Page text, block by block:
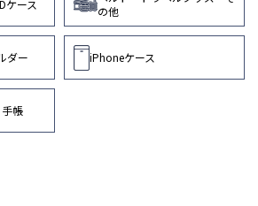
ケース
の他
ダー iPhoneケース
帳